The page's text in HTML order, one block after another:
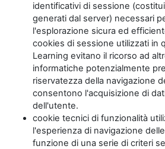
identificativi di sessione
generati dal server) necessari
l'esplorazione sicura ed
cookies di sessione utilizzati in
Learning evitano il ricorso ad
informatiche potenzialmente
riservatezza della navigazione
consentono l'acquisizione di
dell'utente.
cookie tecnici di funzionalità
l'esperienza di navigazione
funzione di una serie di criteri